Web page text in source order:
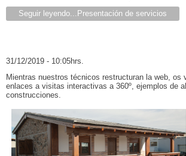
Seguir leyendo...Presentación de servicios
31/12/2019 - 10:05hrs.
Mientras nuestros técnicos restructuran la web, os
enlaces a visitas interactivas a 360º, ejemplos de
construcciones.